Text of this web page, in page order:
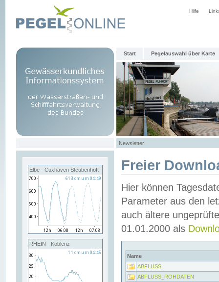
Hilfe
Start Pegelauswahl über Karte
Newsletter
Elbe - Cuxhaven Steubenhöft
RHEIN - Koblenz
Freier
Hier können
Parameter aus den
auch ältere
01.01.2000 als
Name
ABFLUSS
ABFLUSS_ROHDATEN